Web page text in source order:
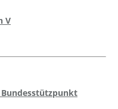
V
Bundesstützpunkt